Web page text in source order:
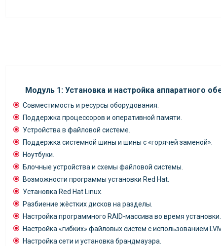
Модуль 1: Установка и настройка аппаратного
Совместимость и ресурсы оборудования.
Поддержка процессоров и оперативной памяти.
Устройства в файловой системе.
Поддержка системной шины и шины с «горячей заменой».
Ноутбуки.
Блочные устройства и схемы файловой системы.
Возможности программы установки Red Hat.
Установка Red Hat Linux.
Разбиение жёстких дисков на разделы.
Настройка программного RAID-массива во время установки.
Настройка «гибких» файловых систем с использованием
Настройка сети и установка брандмауэра.